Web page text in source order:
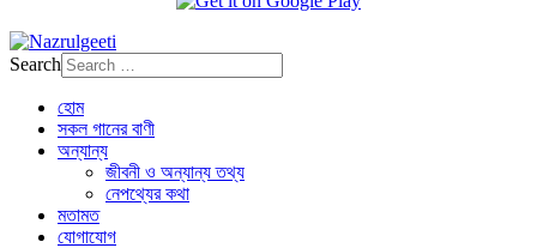
Search
হোম
সকল গানের বাণী
অন্যান্য
জীবনী ও অন্যান্য তথ্য
নেপথ্যের কথা
মতামত
যোগাযোগ